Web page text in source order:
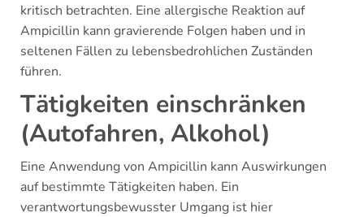
kritisch betrachten. Eine allergische Reaktion auf
Ampicillin kann gravierende Folgen haben und in
seltenen Fällen zu lebensbedrohlichen Zuständen
führen.
Tätigkeiten einschränken
(Autofahren, Alkohol)
Eine Anwendung von Ampicillin kann Auswirkungen
auf bestimmte Tätigkeiten haben. Ein
verantwortungsbewusster Umgang ist hier